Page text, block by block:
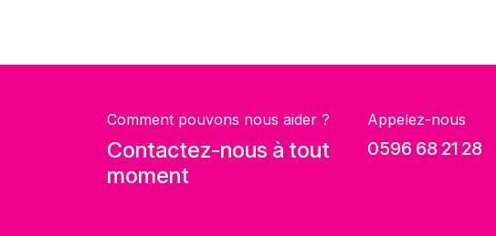
Comment pouvons nous aider ?
Contactez-nous à tout
moment
Appelez-nous
0596 68 21 28